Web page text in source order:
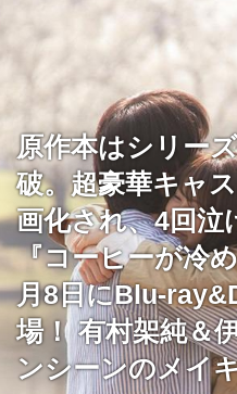
原作本はシリー
破。超豪華キャ
画化され、4回泣
『コーヒーが冷
月8日にBlu-
場！ 有村架純＆
ンシーンのメイ